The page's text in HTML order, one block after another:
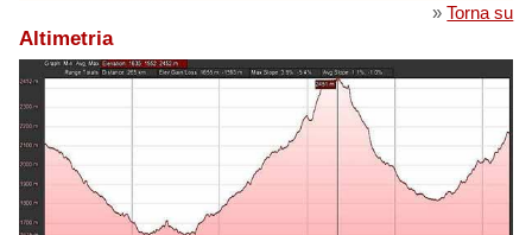
»Torna su
Altimetria